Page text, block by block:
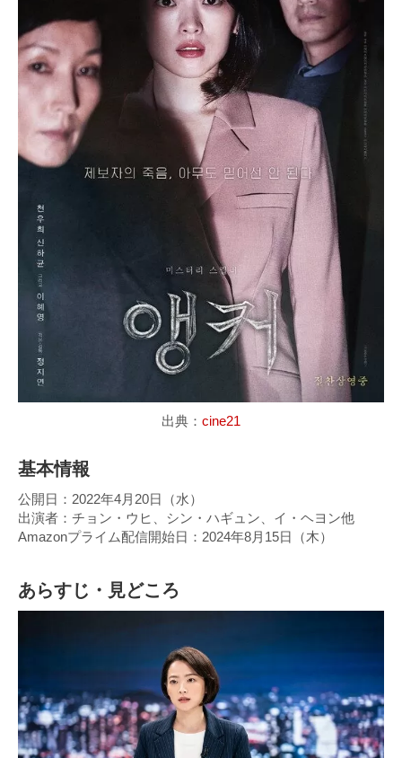
出典： cine21
基本情報
公開日：2022年4月20日（水）
出演者：チョン・ウヒ、シン・ハギュン、イ・ヘヨン他
Amazonプライム配信開始日：2024年8月15日（木）
あらすじ・見どころ